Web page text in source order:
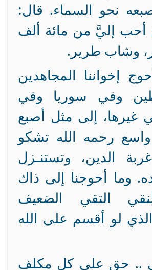
نحو السماء. قال:
أحب إليَّ من مائة ألف
وشاب طرير.
إخواننا المجاهدين
وفي سوريا وفي
غيرها، إلى مثل أصبع
رحمه الله تشكو
الدين، وتستنـزل
وما أحوجنا إلى ذاك
التقي الضعيف
لو أقسم على الله
.. حق على كل مكلف